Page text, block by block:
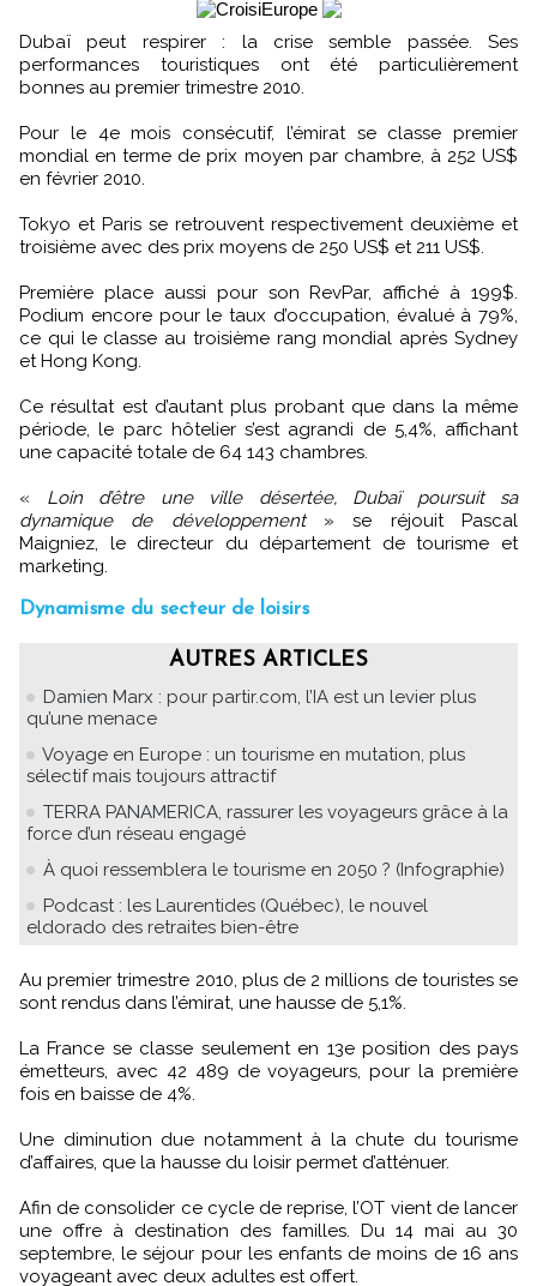
Dubaï peut respirer : la crise semble passée. Ses
performances touristiques ont été particulièrement
bonnes au premier trimestre 2010.
Pour le 4e mois consécutif, l’émirat se classe premier
mondial en terme de prix moyen par chambre, à 252 US$
en février 2010.
Tokyo et Paris se retrouvent respectivement deuxième et
troisième avec des prix moyens de 250 US$ et 211 US$.
Première place aussi pour son RevPar, affiché à 199$.
Podium encore pour le taux d’occupation, évalué à 79%,
ce qui le classe au troisième rang mondial après Sydney
et Hong Kong.
Ce résultat est d’autant plus probant que dans la même
période, le parc hôtelier s’est agrandi de 5,4%, affichant
une capacité totale de 64 143 chambres.
« Loin d’être une ville désertée, Dubaï poursuit sa
dynamique de développement» se réjouit Pascal
Maigniez, le directeur du département de tourisme et
marketing.
Dynamisme du secteur de loisirs
AUTRES ARTICLES
Damien Marx : pour partir.com, l’IA est un levier plus
qu’une menace
Voyage en Europe : un tourisme en mutation, plus
sélectif mais toujours attractif
TERRA PANAMERICA, rassurer les voyageurs grâce à la
force d’un réseau engagé
À quoi ressemblera le tourisme en 2050 ? (Infographie)
Podcast : les Laurentides (Québec), le nouvel
eldorado des retraites bien-être
Au premier trimestre 2010, plus de 2 millions de touristes se
sont rendus dans l’émirat, une hausse de 5,1%.
La France se classe seulement en 13e position des pays
émetteurs, avec 42 489 de voyageurs, pour la première
fois en baisse de 4%.
Une diminution due notamment à la chute du tourisme
d’affaires, que la hausse du loisir permet d’atténuer.
Afin de consolider ce cycle de reprise, l’OT vient de lancer
une offre à destination des familles. Du 14 mai au 30
septembre, le séjour pour les enfants de moins de 16 ans
voyageant avec deux adultes est offert.